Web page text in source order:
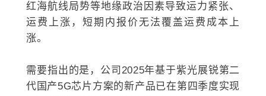
红海航线局势等地缘政治因素导致运力紧张、
运费上涨，短期内报价无法覆盖运费成本上
涨。
需要指出的是，公司2025年基于紫光展锐第二
代国产5G芯片方案的新产品已在第四季度实现